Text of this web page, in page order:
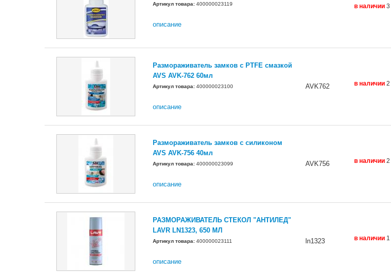
Артикул товара: 400000023119
описание
в наличии 3
Размораживатель замков с PTFE смазкой
AVS AVK-762 60мл
Артикул товара: 400000023100
описание
AVK762 в наличии 2
Размораживатель замков с силиконом
AVS AVK-756 40мл
Артикул товара: 400000023099
описание
AVK756 в наличии 2
РАЗМОРАЖИВАТЕЛЬ СТЕКОЛ "АНТИЛЕД"
LAVR LN1323, 650 МЛ
Артикул товара: 400000023111
описание
ln1323 в наличии